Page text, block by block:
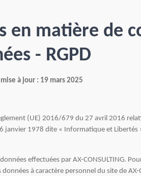
en matière de
- RGPD
à jour : 19 mars 2025
(UE) 2016/679 du 27 avril 2016
janvier 1978 dite « Informatique et
effectuées par AX-CONSULTING.
à caractère personnel du site de